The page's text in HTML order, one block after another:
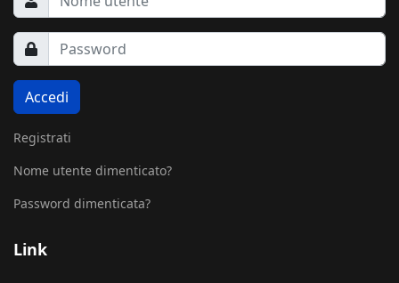
Accedi
Registrati
Nome utente dimenticato?
Password dimenticata?
Link